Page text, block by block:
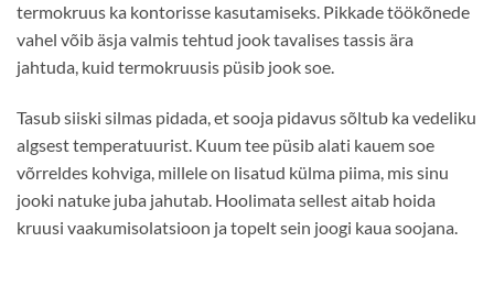
termokruus ka kontorisse kasutamiseks. Pikkade töökõnede
vahel võib äsja valmis tehtud jook tavalises tassis ära
jahtuda, kuid termokruusis püsib jook soe.
Tasub siiski silmas pidada, et sooja pidavus sõltub ka vedeliku
algsest temperatuurist. Kuum tee püsib alati kauem soe
võrreldes kohviga, millele on lisatud külma piima, mis sinu
jooki natuke juba jahutab. Hoolimata sellest aitab hoida
kruusi vaakumisolatsioon ja topelt sein joogi kaua soojana.